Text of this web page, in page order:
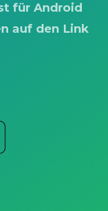
für Android
auf den Link